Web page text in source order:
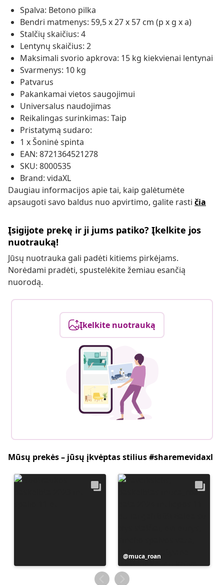
Spalva: Betono pilka
Bendri matmenys: 59,5 x 27 x 57 cm (p x g x a)
Stalčių skaičius: 4
Lentynų skaičius: 2
Maksimali svorio apkrova: 15 kg kiekvienai lentynai
Svarmenys: 10 kg
Patvarus
Pakankamai vietos saugojimui
Universalus naudojimas
Reikalingas surinkimas: Taip
Pristatymą sudaro:
1 x Šoninė spinta
EAN: 8721364521278
SKU: 8000535
Brand: vidaXL
Daugiau informacijos apie tai, kaip galėtumėte
apsaugoti savo baldus nuo apvirtimo, galite rasti čia
Įsigijote prekę ir ji jums patiko? Įkelkite jos
nuotrauką!
Jūsų nuotrauka gali padėti kitiems pirkėjams.
Norėdami pradėti, spustelėkite žemiau esančią
nuorodą.
Įkelkite nuotrauką
Mūsų prekės – jūsų įkvėptas stilius #sharemevidaxl
Įrašą
paskelbė
muca_roan